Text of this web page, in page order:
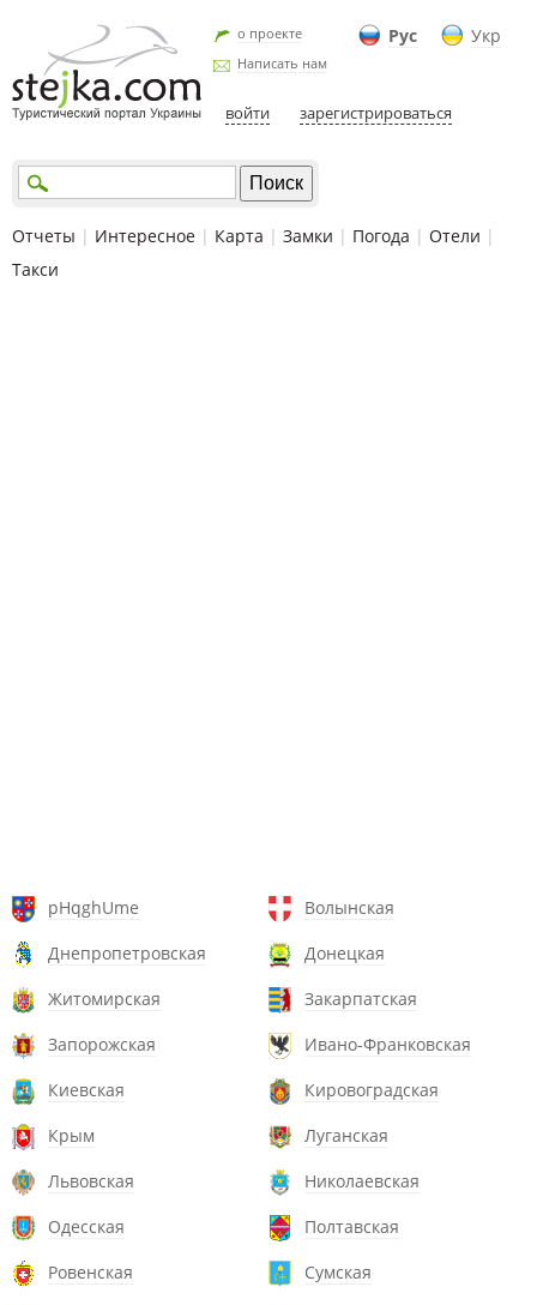
Рус Укр
о проекте
Написать нам
войти зарегистрироваться
Отчеты | Интересное | Карта | Замки | Погода | Отели |
Такси
pHqghUme
Волынская
Днепропетровская
Донецкая
Житомирская
Закарпатская
Запорожская
Ивано-Франковская
Киевская
Кировоградская
Крым
Луганская
Львовская
Николаевская
Одесская
Полтавская
Ровенская
Сумская